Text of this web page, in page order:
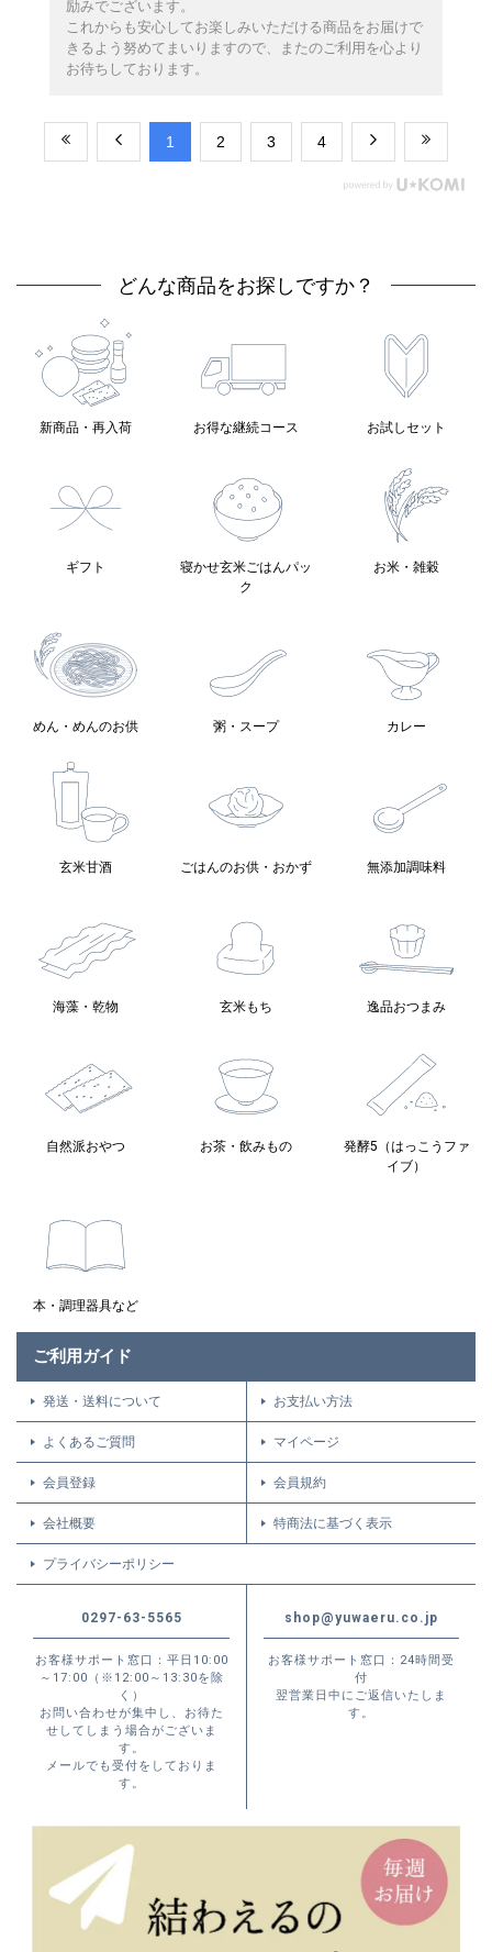
励みでございます。
これからも安心してお楽しみいただける商品をお届けで
きるよう努めてまいりますので、またのご利用を心より
お待ちしております。
​1 ​2 ​3 ​4
どんな商品をお探しですか？
新商品・再入荷 お得な継続コース お試しセット
ギフト
寝かせ玄米ごはんパッ
ク
お米・雑穀
めん・めんのお供 粥・スープ カレー
玄米甘酒 ごはんのお供・おかず 無添加調味料
海藻・乾物 玄米もち 逸品おつまみ
自然派おやつ お茶・飲みもの
発酵5（はっこうファ
イブ）
本・調理器具など
ご利用ガイド
発送・送料について お支払い方法
よくあるご質問 マイページ
会員登録 会員規約
会社概要 特商法に基づく表示
プライバシーポリシー
0297-63-5565
お客様サポート窓口：平日10:00
～17:00（※12:00～13:30を除
く）
お問い合わせが集中し、お待た
せしてしまう場合がございま
す。
メールでも受付をしておりま
す。
shop@yuwaeru.co.jp
お客様サポート窓口：24時間受
付
翌営業日中にご返信いたしま
す。